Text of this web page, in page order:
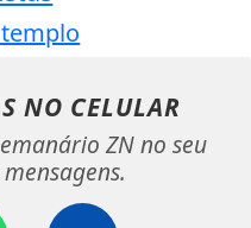
NO CELULAR
ZN no seu